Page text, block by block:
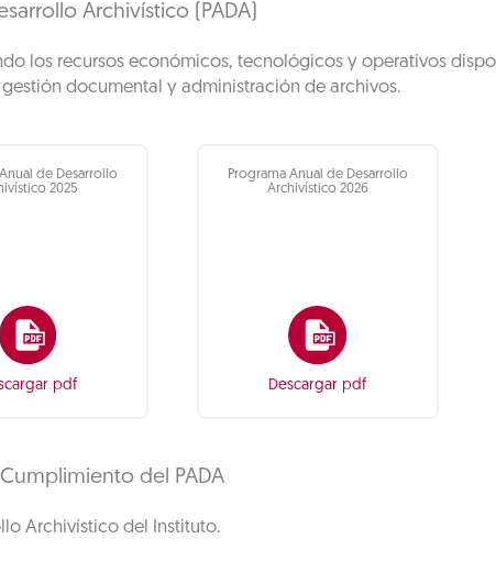
Archivístico (PADA)
los recursos económicos, tecnológicos y operativos
documental y administración de archivos.
de Desarrollo
2025
pdf
Programa Anual de Desarrollo
Archivístico 2026
Descargar pdf
del PADA
Archivístico del Instituto.